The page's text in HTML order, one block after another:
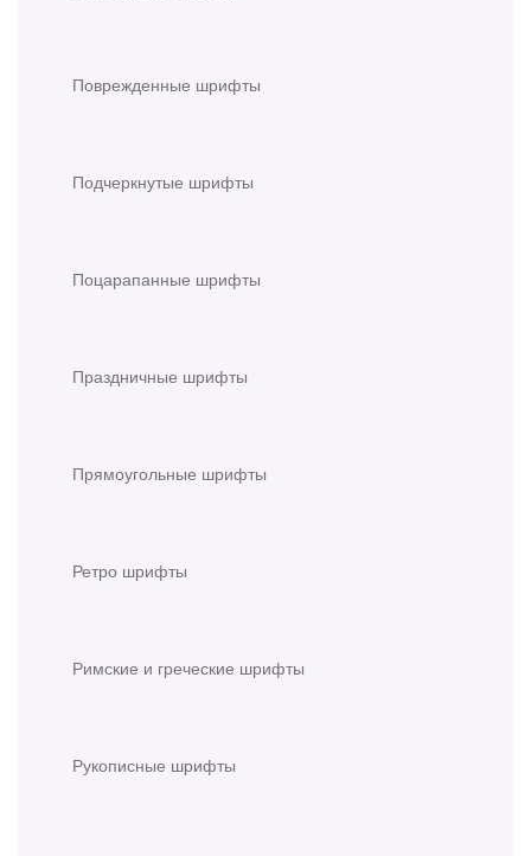
Поврежденные шрифты
Подчеркнутые шрифты
Поцарапанные шрифты
Праздничные шрифты
Прямоугольные шрифты
Ретро шрифты
Римские и греческие шрифты
Рукописные шрифты